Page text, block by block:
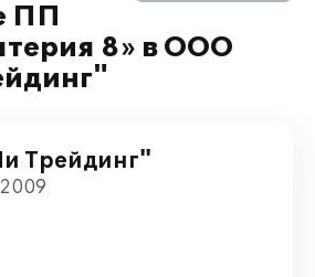
ПП
8» в ООО
Трейдинг"